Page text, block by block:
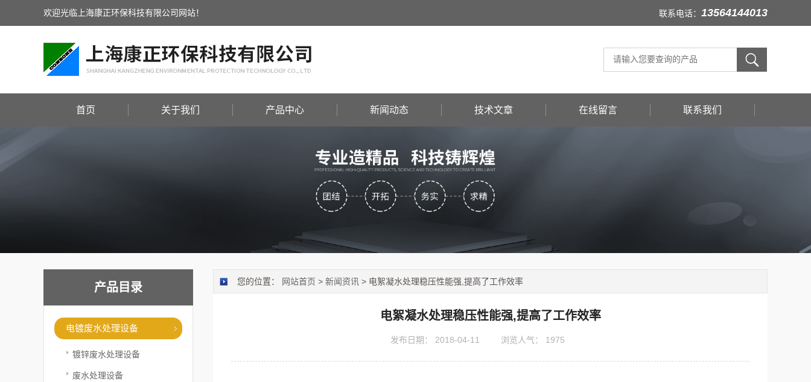
欢迎光临上海康正环保科技有限公司网站！ 联系电话： 13564144013
首页 关于我们 产品中心 新闻动态 技术文章 在线留言 联系我们
产品目录
电镀废水处理设备
镀锌废水处理设备
废水处理设备
您的位置： 网站首页 > 新闻资讯 > 电絮凝水处理稳压性能强,提高了工作效率
电絮凝水处理稳压性能强,提高了工作效率
发布日期： 2018-04-11 浏览人气： 1975